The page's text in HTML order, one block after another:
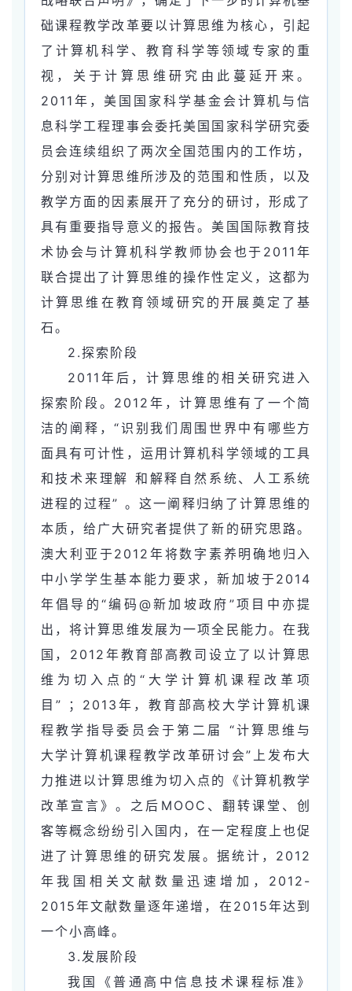
础课程教学改革要以计算思维为核心，引起
了计算机科学、教育科学等领域专家的重
视，关于计算思维研究由此蔓延开来。
2011年，美国国家科学基金会计算机与信
息科学工程理事会委托美国国家科学研究委
员会连续组织了两次全国范围内的工作坊，
分别对计算思维所涉及的范围和性质，以及
教学方面的因素展开了充分的研讨，形成了
具有重要指导意义的报告。美国国际教育技
术协会与计算机科学教师协会也于2011年
联合提出了计算思维的操作性定义，这都为
计算思维在教育领域研究的开展奠定了基
石。
2.探索阶段
2011年后，计算思维的相关研究进入
探索阶段。2012年，计算思维有了一个简
洁的阐释，“识别我们周围世界中有哪些方
面具有可计性，运用计算机科学领域的工具
和技术来理解 和解释自然系统、人工系统
进程的过程” 。这一阐释归纳了计算思维的
本质，给广大研究者提供了新的研究思路。
澳大利亚于2012年将数字素养明确地归入
中小学学生基本能力要求，新加坡于2014
年倡导的“编码@新加坡政府”项目中亦提
出，将计算思维发展为一项全民能力。在我
国，2012年教育部高教司设立了以计算思
维为切入点的“大学计算机课程改革项
目” ；2013年，教育部高校大学计算机课
程教学指导委员会于第二届 “计算思维与
大学计算机课程教学改革研讨会”上发布大
力推进以计算思维为切入点的《计算机教学
改革宣言》。之后MOOC、翻转课堂、创
客等概念纷纷引入国内，在一定程度上也促
进了计算思维的研究发展。据统计，2012
年我国相关文献数量迅速增加，2012-
2015年文献数量逐年递增，在2015年达到
一个小高峰。
3.发展阶段
我国《普通高中信息技术课程标准》